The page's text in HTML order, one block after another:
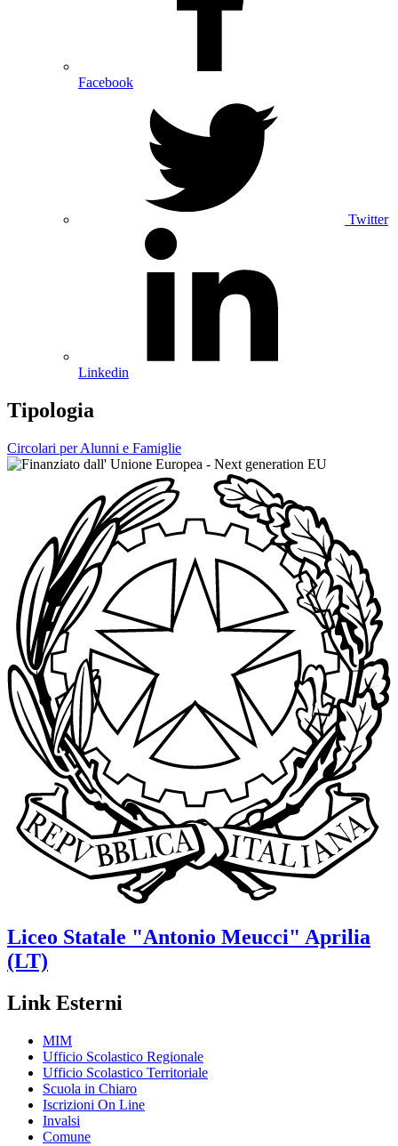
Facebook
Twitter
Linkedin
Tipologia
Circolari per Alunni e Famiglie
Liceo Statale "Antonio Meucci" Aprilia
(LT)
Link Esterni
MIM
Ufficio Scolastico Regionale
Ufficio Scolastico Territoriale
Scuola in Chiaro
Iscrizioni On Line
Invalsi
Comune